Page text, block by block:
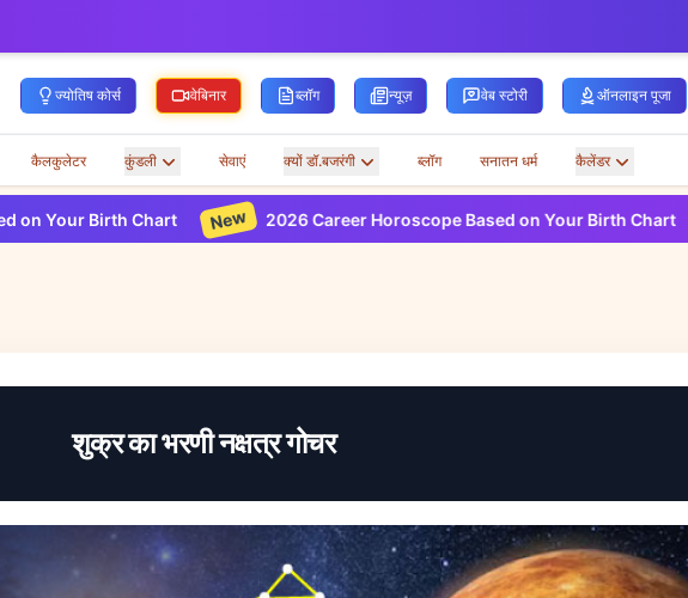
ज्योतिष कोर्स वेबिनार ब्लॉग न्यूज़ वेब स्टोरी ऑनलाइन पूजा
कैलकुलेटर कुंडली सेवाएं क्यों डॉ.बजरंगी ब्लॉग सनातन धर्म कैलेंडर
Chart New 2026 Career Horoscope Based on Your Birth Chart New
शुक्र का भरणी नक्षत्र गोचर